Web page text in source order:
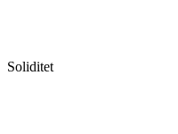
Soliditet